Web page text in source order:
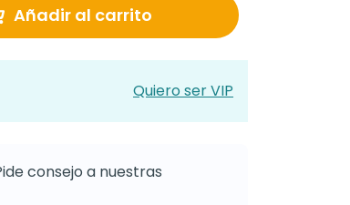
Añadir al carrito
Quiero ser VIP
consejo a nuestras